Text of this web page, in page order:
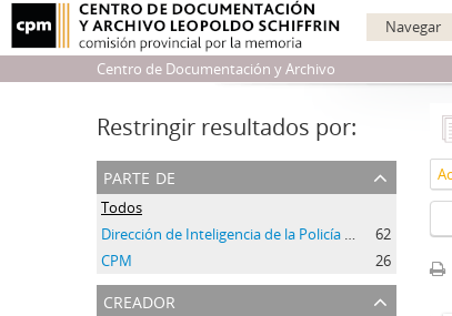
Navegar
Centro de Documentación y Archivo
Restringir resultados por:
parte de
Todos
Dirección de Inteligencia de la Policía de la Provincia de Buenos Aires
62
CPM
26
creador